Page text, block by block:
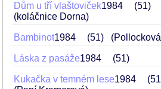
Dům u tří vlaštoviček1984
51
(koláčnice Dorna)
Bambinot1984 51
Láska z pasáže1984 51
Kukačka v temném lese1984
51